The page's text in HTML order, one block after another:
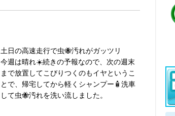
土日の高速走行で虫🐝汚れがガッツリ
今週は晴れ☀️続きの予報なので、次の週末
まで放置してこびりつくのもイヤというこ
とで、帰宅してから軽くシャンプー🧴洗車
して虫🐝汚れを洗い流しました。